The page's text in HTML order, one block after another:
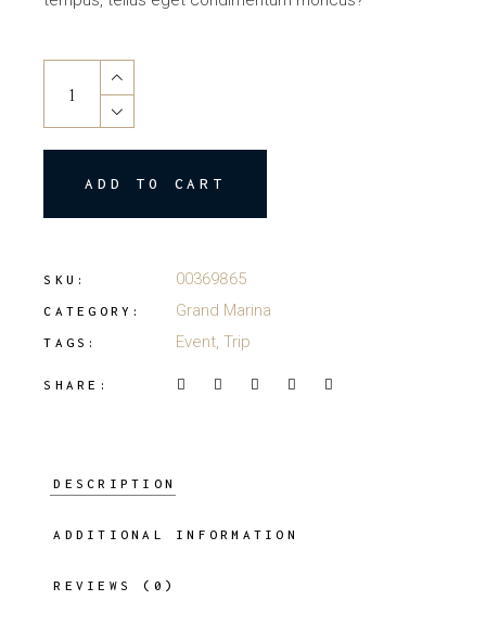
ADD TO CART
SKU: 00369865
CATEGORY: Grand Marina
TAGS: Event,Trip
SHARE:
DESCRIPTION
ADDITIONAL INFORMATION
REVIEWS (0)